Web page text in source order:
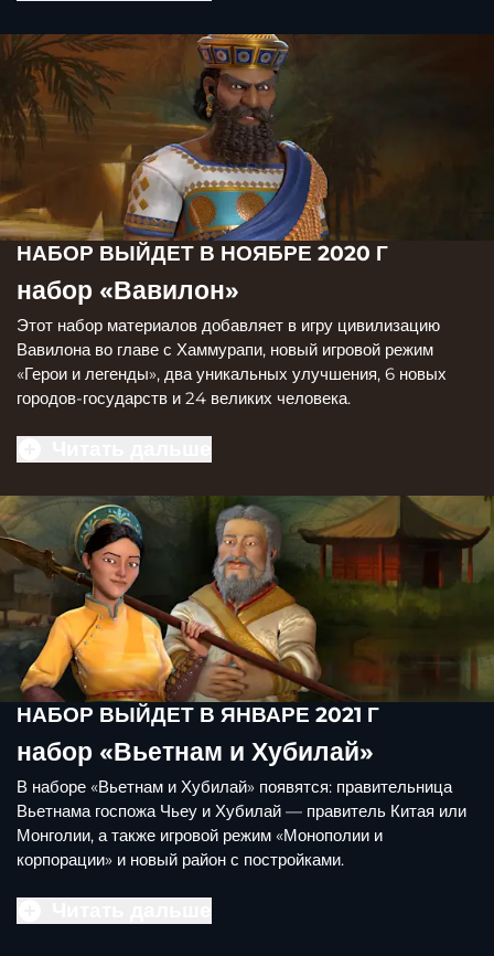
НАБОР ВЫЙДЕТ В НОЯБРЕ 2020 Г
набор «Вавилон»
Этот набор материалов добавляет в игру цивилизацию
Вавилона во главе с Хаммурапи, новый игровой режим
«Герои и легенды», два уникальных улучшения, 6 новых
городов-государств и 24 великих человека.
НАБОР ВЫЙДЕТ В ЯНВАРЕ 2021 Г
набор «Вьетнам и Хубилай»
В наборе «Вьетнам и Хубилай» появятся: правительница
Вьетнама госпожа Чьеу и Хубилай — правитель Китая или
Монголии, а также игровой режим «Монополии и
корпорации» и новый район с постройками.